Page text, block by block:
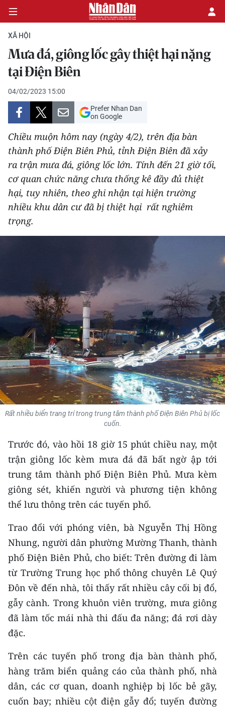
CHÍNH TRỊ
KINH TẾ
VĂN HÓA
XÃ HỘI
PHÁP LUẬT
DU LỊCH
THẾ GIỚI
THỂ THAO
KHOA HỌC - CÔNG NGHỆ
MÔI TRƯỜNG
BẠN ĐỌC
KIỂM CHỨNG THÔNG TIN
TRI THỨC CHUYÊN SÂU
CHƯƠNG TRÌNH OCOP - MỖI XÃ
MỘT SẢN PHẨM
RADIO
MEDIA CENTER
E-Magazine
Video
Media Chính trị
Media Kinh tế
Media Văn hóa
Media Xã hội
Media Pháp luật
Media Du lịch
XÃ HỘI
Mưa đá, giông lốc gây thiệt hại nặng
tại Điện Biên
04/02/2023 15:00
Prefer Nhan Dan
on Google
Chiều muộn hôm nay (ngày 4/2), trên địa bàn
thành phố Điện Biên Phủ, tỉnh Điện Biên đã xảy
ra trận mưa đá, giông lốc lớn. Tính đến 21 giờ tối,
cơ quan chức năng chưa thống kê đầy đủ thiệt
hại, tuy nhiên, theo ghi nhận tại hiện trường
nhiều khu dân cư đã bị thiệt hại rất nghiêm
trọng.
Rất nhiều biển trang trí trong trung tâm thành phố Điện Biên Phủ bị lốc
cuốn.
Trước đó, vào hồi 18 giờ 15 phút chiều nay, một
trận giông lốc kèm mưa đá đã bất ngờ ập tới
trung tâm thành phố Điện Biên Phủ. Mưa kèm
giông sét, khiến người và phương tiện không
thể lưu thông trên các tuyến phố.
Trao đổi với phóng viên, bà Nguyễn Thị Hồng
Nhung, người dân phường Mường Thanh, thành
phố Điện Biên Phủ, cho biết: Trên đường đi làm
từ Trường Trung học phổ thông chuyên Lê Quý
Đôn về đến nhà, tôi thấy rất nhiều cây cối bị đổ,
gẫy cành. Trong khuôn viên trường, mưa giông
đã làm tốc mái nhà thi đấu đa năng; đá rơi dày
đặc.
Trên các tuyến phố trong địa bàn thành phố,
hàng trăm biển quảng cáo của thành phố, nhà
dân, các cơ quan, doanh nghiệp bị lốc bẻ gãy,
cuốn bay; nhiều cột điện gẫy đổ; tuyến đường